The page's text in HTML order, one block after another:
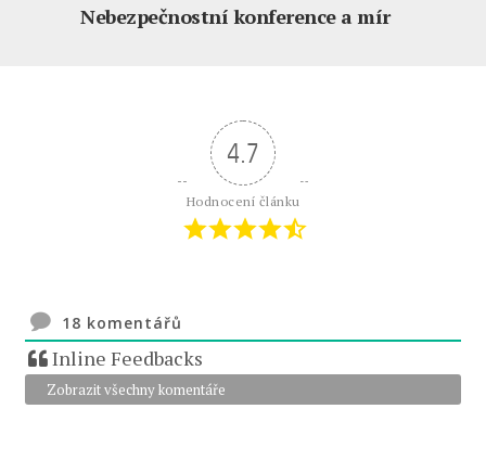
Nebezpečnostní konference a mír
4.7
Hodnocení článku
18 komentářů
Inline Feedbacks
Zobrazit všechny komentáře